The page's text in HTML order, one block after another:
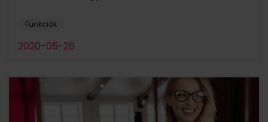
Funkciók
2020-05-26